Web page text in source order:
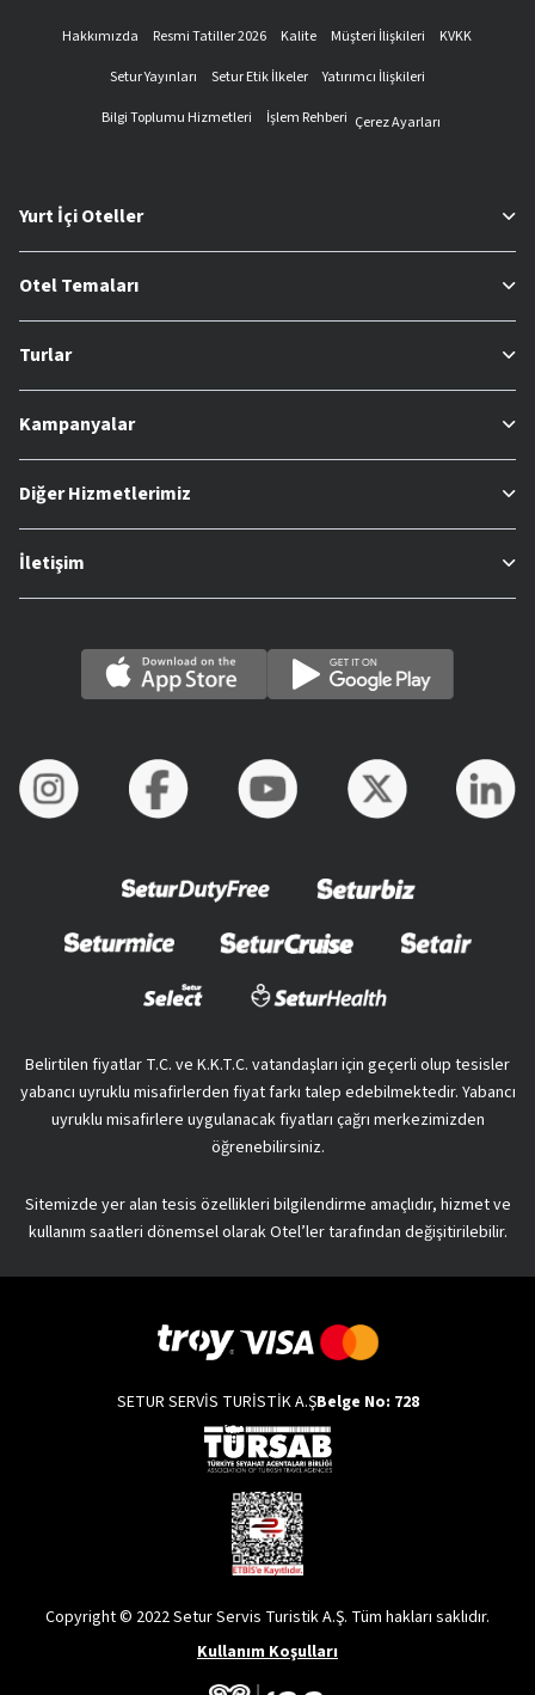
Hakkımızda Resmi Tatiller 2026 Kalite Müşteri İlişkileri
KVKK
Setur Yayınları
Setur Etik İlkeler
Yatırımcı İlişkileri
Bilgi Toplumu Hizmetleri
İşlem Rehberi Çerez Ayarları
Yurt İçi Oteller
Otel Temaları
Turlar
Kampanyalar
Diğer Hizmetlerimiz
İletişim
Belirtilen fiyatlar T.C. ve K.K.T.C. vatandaşları için geçerli olup tesisler
yabancı uyruklu misafirlerden fiyat farkı talep edebilmektedir. Yabancı
uyruklu misafirlere uygulanacak fiyatları çağrı merkezimizden
öğrenebilirsiniz.
Sitemizde yer alan tesis özellikleri bilgilendirme amaçlıdır, hizmet ve
kullanım saatleri dönemsel olarak Otel’ler tarafından değişitirilebilir.
SETUR SERVİS TURİSTİK A.ŞBelge No: 728
Copyright © 2022 Setur Servis Turistik A.Ş. Tüm hakları saklıdır.
Kullanım Koşulları